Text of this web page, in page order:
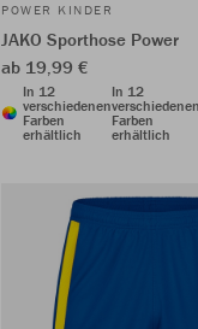
POWER KINDER
JAKO Sporthose Power
ab 19,99 €
In 12
verschiedenen
Farben
erhältlich
In 12
Farben
erhältlich